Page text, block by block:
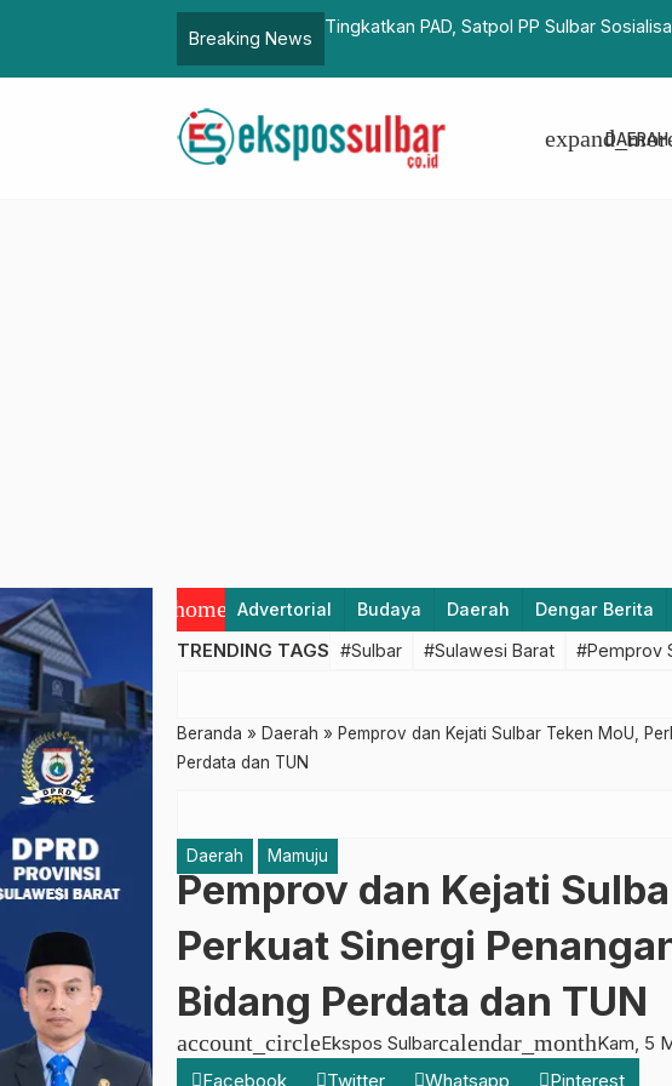
Breaking News
Sandeq Silumba 2025, SDK: Mampu
DAERAH
home Advertorial Budaya Daerah Dengar Berita
TRENDING TAGS #Sulbar #Sulawesi Barat #Pemprov
Beranda » Daerah » Pemprov dan Kejati Sulbar Teken MoU,
Perdata dan TUN
Daerah Mamuju
Pemprov dan Kejati
Perkuat Sinergi
Bidang Perdata dan TUN
account_circleEkspos Sulbarcalendar_monthKam, 5
Facebook
Twitter Whatsapp Pinterest